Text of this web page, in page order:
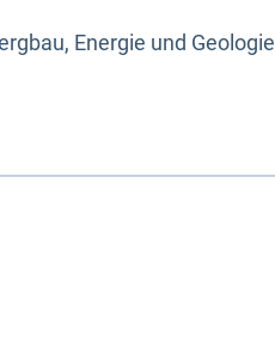
Energie und Geologie